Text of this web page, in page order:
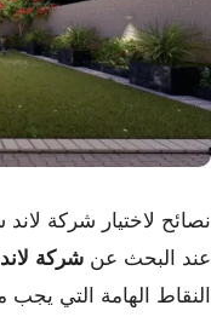
نصائح لاختيار شركة
عند البحث عن شركة
النقاط الهامة التي يجب